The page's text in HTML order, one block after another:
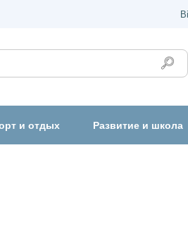
и отдых Развитие и школа